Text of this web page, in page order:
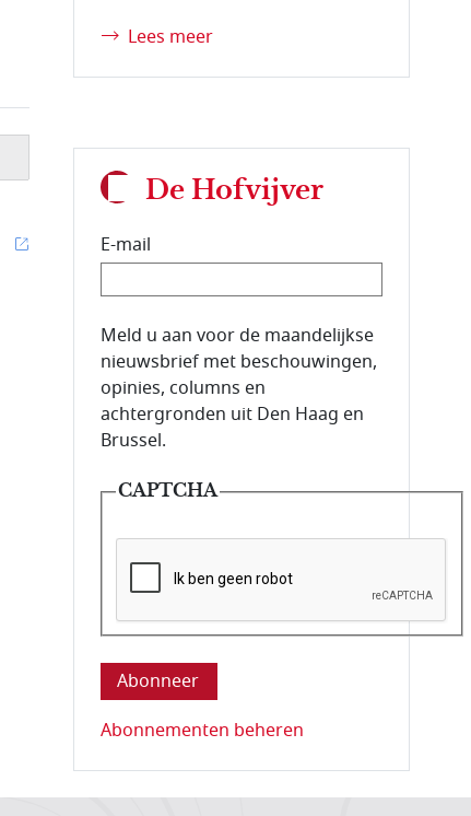
Lees meer
De Hofvijver
E-mail
E-mailadres van de abonnee.
Meld u aan voor de maandelijkse
nieuwsbrief met beschouwingen,
opinies, columns en
achtergronden uit Den Haag en
Brussel.
CAPTCHA
Deze vraag is om te controleren dat u
Abonnementen beheren